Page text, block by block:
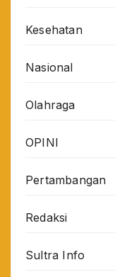
Kesehatan
Nasional
Olahraga
OPINI
Pertambangan
Redaksi
Sultra Info